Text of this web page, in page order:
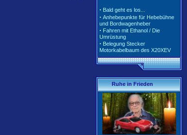
· Tarife und Klassen für
2017/2018
· Unterschiedliche Software der
Motorsteuerung inkl. Teile-Nr.
Anhebepunkte für Hebebühne
und Bordwagenheber
· Fahren mit Ethanol / Die
Umrüstung
· Belegung Stecker
Motorkabelbaum des X20XEV
· Radlagerwechsel an der
Calibra 4x4 - Hinterachse
· Gerissene Krümmer beim
X20XEV- Ursache und Abhilfe
· Klimaanlage - So wird richtig
befüllt
· Anleitung zum Ausbau der
Pendelstütze (Querlenker/Stabi-
Bereich)
Anleitung zum Umbau des
Lenkrads auf das Corsa-B-
Facelift Modell
Anleitung zur Beleuchtung des
Ruhe in Frieden